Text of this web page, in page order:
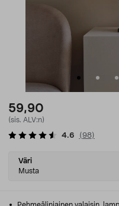
59,90
(sis. ALV:n)
4.6 (98)
Select
variant
Väri
Musta